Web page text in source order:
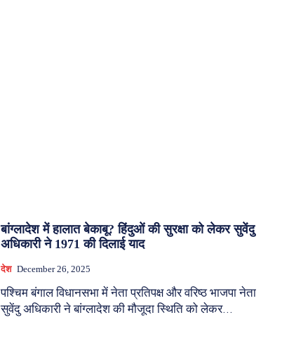
बांग्लादेश में हालात बेकाबू? हिंदुओं की सुरक्षा को लेकर सुवेंदु
अधिकारी ने 1971 की दिलाई याद
देश December 26, 2025
पश्चिम बंगाल विधानसभा में नेता प्रतिपक्ष और वरिष्ठ भाजपा नेता
सुवेंदु अधिकारी ने बांग्लादेश की मौजूदा स्थिति को लेकर...